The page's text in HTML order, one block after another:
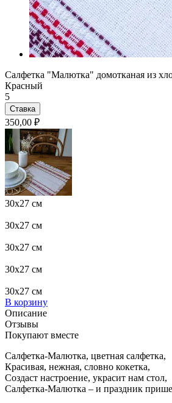
Салфетка "Малютка" домотканая из
Красный
5
Ставка
350,00 ₽
30x27 см
30x27 см
30x27 см
30x27 см
30x27 см
В корзину
Описание
Отзывы
Покупают вместе
Салфетка-Малютка, цветная салфетка,
Красивая, нежная, словно кокетка,
Создаст настроение, украсит нам стол,
Салфетка-Малютка – и праздник